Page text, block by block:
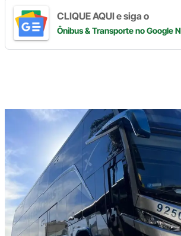
CLIQUE AQUI e siga o
Ônibus & Transporteno Google
seu
mail